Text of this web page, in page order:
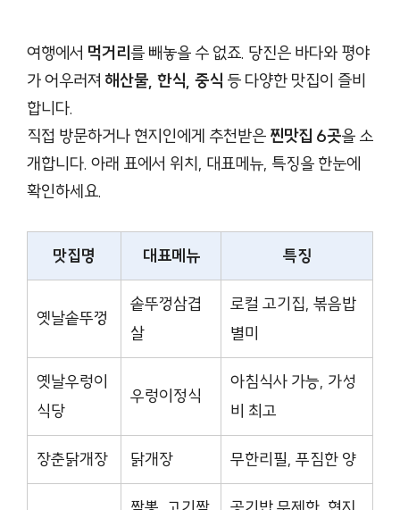
여행에서 먹거리를 빼놓을 수 없죠. 당진은 바다와 평야
가 어우러져 해산물, 한식, 중식 등 다양한 맛집이 즐비
합니다.
직접 방문하거나 현지인에게 추천받은 찐맛집 6곳을 소
개합니다. 아래 표에서 위치, 대표메뉴, 특징을 한눈에
확인하세요.
맛집명 대표메뉴 특징
옛날솥뚜껑
솥뚜껑삼겹
살
로컬 고기집, 볶음밥
별미
옛날우렁이
식당
우렁이정식
아침식사 가능, 가성
비 최고
장춘닭개장 닭개장 무한리필, 푸짐한 양